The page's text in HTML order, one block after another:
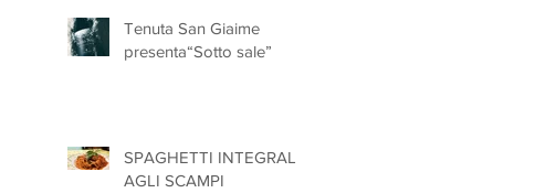
Tenuta San Giaime
presenta“Sotto sale”
SPAGHETTI INTEGRALI
AGLI SCAMPI